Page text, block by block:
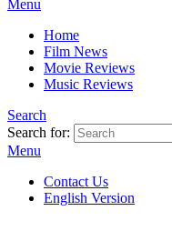
Menu
Home
Film News
Movie Reviews
Music Reviews
Search
Search for:
Menu
Contact Us
English Version